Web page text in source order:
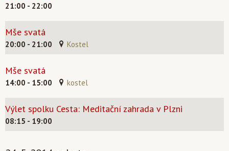
21:00 - 22:00
Mše svatá
20:00 - 21:00 Kostel
Mše svatá
14:00 - 15:00 kostel
Výlet spolku Cesta: Meditační zahrada v Plzni
08:15 - 19:00